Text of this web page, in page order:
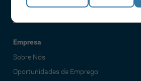
Empresa
Sobre Nós
Oportunidades de Emprego